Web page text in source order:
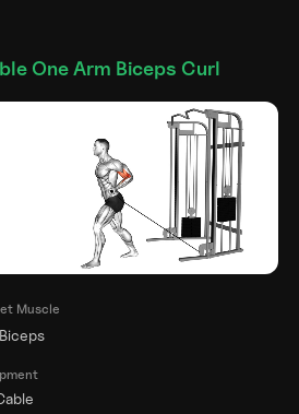
One Arm Biceps Curl
Muscle
Biceps